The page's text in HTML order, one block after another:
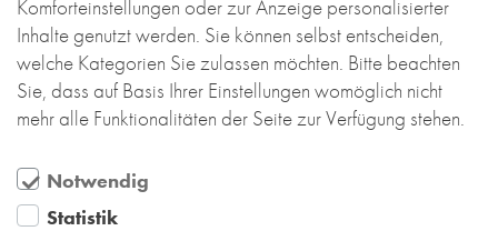
und den Backsteinhäusern im Umfeld.
Weitere Fotos und Informationen zum Projekt finden
Siehier.
Komforteinstellungen oder zur Anzeige personalisierter
Inhalte genutzt werden. Sie können selbst entscheiden,
welche Kategorien Sie zulassen möchten. Bitte beachten
Sie, dass auf Basis Ihrer Einstellungen womöglich nicht
mehr alle Funktionalitäten der Seite zur Verfügung stehen.
Notwendig
Statistik